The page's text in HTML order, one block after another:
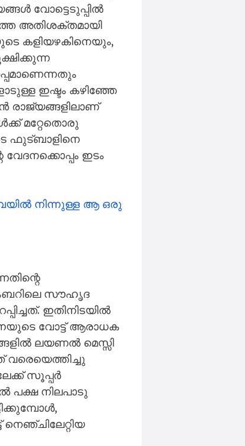
വോട്ടെടുപ്പിൽ
അതിശക്തമായി
കളിയഴകിനെയും,
ഇഷ്ടം കഴിഞ്ഞേ
മറ്റേതൊരു
ഫുട്ബാളിനെ
ഇടം
നിന്നുള്ള ആ ഒരു
സൗഹൃദ
ഇതിനിടയിൽ
വോട്ട് ആരാധക
ലയണൽ മെസ്സി​
സൂപ്പർ
പക്ഷ നിലപാടു